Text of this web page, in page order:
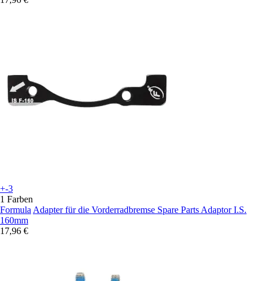
+-3
1 Farben
Formula Adapter für die Vorderradbremse Spare Parts Adaptor I.S.
160mm
17,96 €